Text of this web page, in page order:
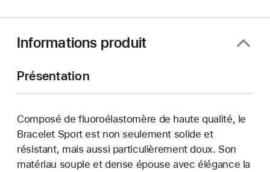
fenêtre)
Informations produit
Présentation
Composé de fluoroélastomère de haute qualité, le
Bracelet Sport est non seulement solide et
résistant, mais aussi particulièrement doux. Son
matériau souple et dense épouse avec élégance la